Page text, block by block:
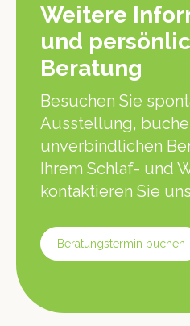
Weitere
und
Beratung
Besuchen Sie
Ausstellung,
unverbindlichen
Ihrem Schlaf- und
kontaktieren Sie
Beratungstermin buchen